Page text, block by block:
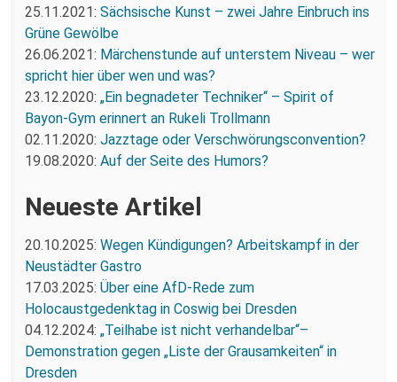
25.11.2021: Sächsische Kunst – zwei Jahre Einbruch ins
Grüne Gewölbe
26.06.2021: Märchenstunde auf unterstem Niveau – wer
spricht hier über wen und was?
23.12.2020: „Ein begnadeter Techniker“ – Spirit of
Bayon-Gym erinnert an Rukeli Trollmann
02.11.2020: Jazztage oder Verschwörungsconvention?
19.08.2020: Auf der Seite des Humors?
Neueste Artikel
20.10.2025: Wegen Kündigungen? Arbeitskampf in der
Neustädter Gastro
17.03.2025: Über eine AfD-Rede zum
Holocaustgedenktag in Coswig bei Dresden
04.12.2024: „Teilhabe ist nicht verhandelbar“–
Demonstration gegen „Liste der Grausamkeiten“ in
Dresden